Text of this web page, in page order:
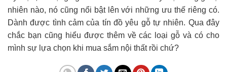
nhiên nào, nó cũng nổi bật lên với những ưu thế riêng có.
Dành được tình cảm của tín đồ yêu gỗ tự nhiên. Qua đây
chắc bạn cũng hiểu được thêm về các loại gỗ và có cho
mình sự lựa chọn khi mua sắm nội thất rồi chứ?